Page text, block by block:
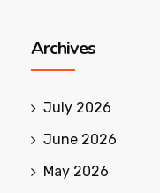
Archives
July 2026
June 2026
May 2026